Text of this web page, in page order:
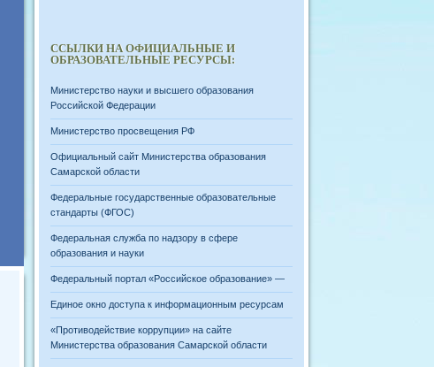
ССЫЛКИ НА ОФИЦИАЛЬНЫЕ И
ОБРАЗОВАТЕЛЬНЫЕ РЕСУРСЫ:
Министерство науки и высшего образования
Российской Федерации
Министерство просвещения РФ
Официальный сайт Министерства образования
Самарской области
Федеральные государственные образовательные
стандарты (ФГОС)
Федеральная служба по надзору в сфере
образования и науки
Федеральный портал «Российское образование» —
Единое окно доступа к информационным ресурсам
«Противодействие коррупции» на сайте
Министерства образования Самарской области